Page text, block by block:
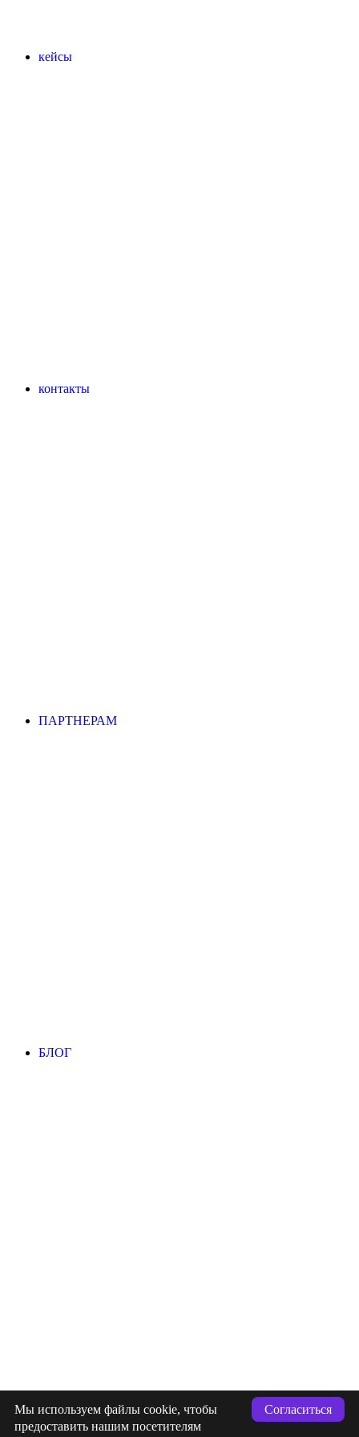
кейсы
контакты
ПАРТНЕРАМ
БЛОГ
+7 (993) 477-18-57
Согласиться
Мы используем файлы cookie, чтобы
предоставить нашим посетителям